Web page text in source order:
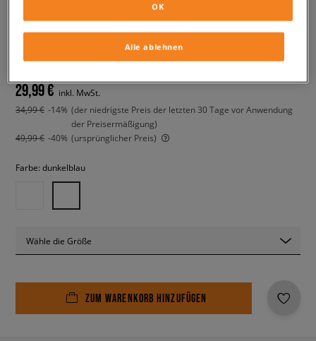
ADIDAS ADILETTE
herren, flip-flops und badeschuhe
29,99 € inkl. MwSt.
34,99 € -14% (der niedrigste Preis der letzten 30 Tage vor Anwendung
der Preisermäßigung)
49,99 € -40% (ursprünglicher Preis)
Farbe: dunkelblau
Wähle die Größe
ZUM WARENKORB HINZUFÜGEN
Alle ablehnen
OK